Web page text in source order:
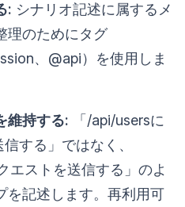
: シナリオ記述に属するメ
理のためにタグ
、@api）を使用しま
維持する: 「/api/usersに
する」ではなく、
エストを送信する」のよ
を記述します。再利用可